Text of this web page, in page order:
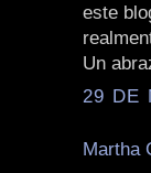
este
Un
29 DE
Martha